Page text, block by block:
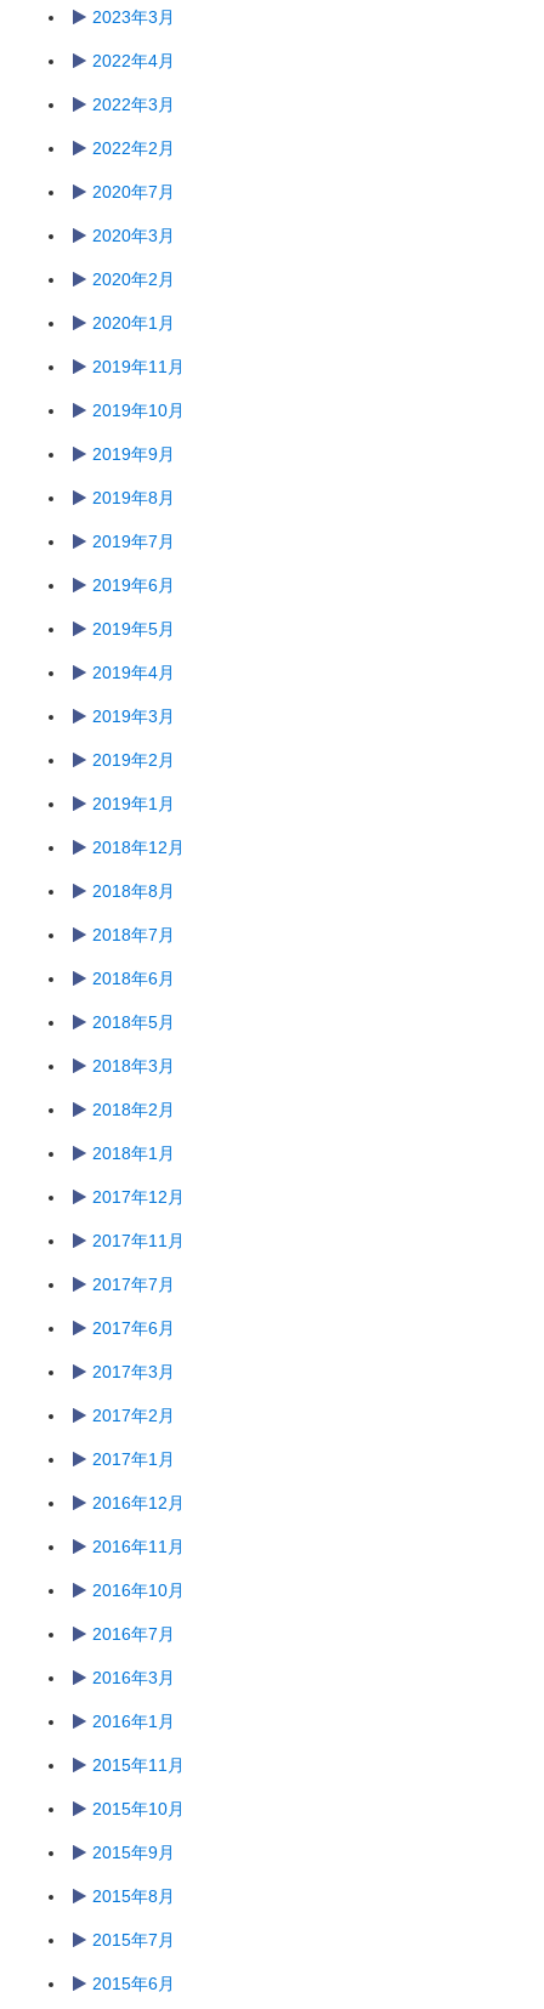
2023年3月
2022年4月
2022年3月
2022年2月
2020年7月
2020年3月
2020年2月
2020年1月
2019年11月
2019年10月
2019年9月
2019年8月
2019年7月
2019年6月
2019年5月
2019年4月
2019年3月
2019年2月
2019年1月
2018年12月
2018年8月
2018年7月
2018年6月
2018年5月
2018年3月
2018年2月
2018年1月
2017年12月
2017年11月
2017年7月
2017年6月
2017年3月
2017年2月
2017年1月
2016年12月
2016年11月
2016年10月
2016年7月
2016年3月
2016年1月
2015年11月
2015年10月
2015年9月
2015年8月
2015年7月
2015年6月